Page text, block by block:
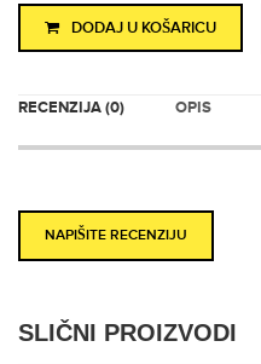
DODAJ U KOŠARICU
RECENZIJA (0) OPIS
NAPIŠITE RECENZIJU
SLIČNI PROIZVODI